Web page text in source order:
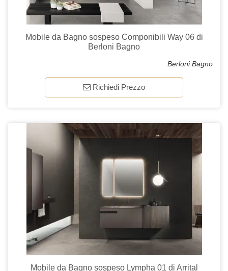
Mobile da Bagno sospeso Componibili Way 06 di
Berloni Bagno
Berloni Bagno
Richiedi Prezzo
Mobile da Bagno sospeso Lympha 01 di Arrital